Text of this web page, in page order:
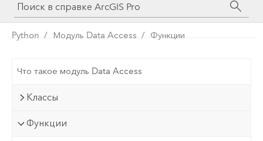
Python Модуль Data Access Функции
Что такое модуль Data Access
Классы
Функции